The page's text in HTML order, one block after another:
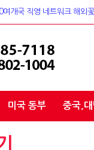
여개국 직영 네트워크 해외
미국 동부 중국,